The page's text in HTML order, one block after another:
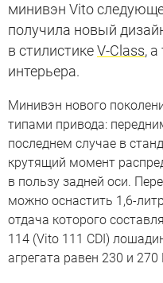
минивэн Vito
получила новый
в стилистикеV-Class,
интерьера.
Минивэн нового
типами привода:
последнем случае в
крутящий момент
в пользу задней оси.
можно оснастить 1,6-
отдача которого
114 (Vito 111 CDI)
агрегата равен 230 и